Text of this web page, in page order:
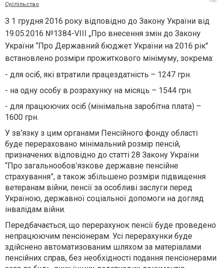
Суспільство
З 1 грудня 2016 року відповідно до Закону України від
19.05.2016 №1384-VIII „Про внесення змін до Закону
України “Про Державний бюджет України на 2016 рік"
встановлено розміри прожиткового мінімуму, зокрема:
- для осіб, які втратили працездатність – 1247 грн.
- на одну особу в розрахунку на місяць – 1544 грн.
- для працюючих осіб (мінімальна заробітна плата) –
1600 грн.
У зв’язку з цим органами Пенсійного фонду області
буде перераховано мінімальний розмір пенсій,
призначених відповідно до статті 28 Закону України
“Про загальнообов’язкове державне пенсійне
страхування”, а також збільшено розміри підвищення
ветеранам війни, пенсії за особливі заслуги перед
Україною, державної соціальної допомоги на догляд
інвалідам війни.
Передбачається, що перерахунок пенсії буде проведено
непрацюючим пенсіонерам. Усі перерахунки буде
здійснено автоматизованим шляхом за матеріалами
пенсійних справ, без необхідності подання пенсіонерами